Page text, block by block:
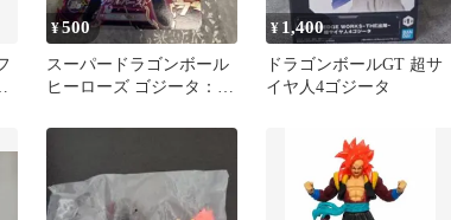
¥500
スーパードラゴンボール
ヒーローズ ゴジータ：ゼ
¥ 1,400
ドラゴンボールGT 超サ
イヤ人4ゴジータ